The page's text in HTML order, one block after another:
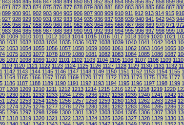
843 844 845 846 847 848 849 850 851 852 853 854 855 856 857 858 859
871 872 873 874 875 876 877 878 879 880 881 882 883 884 885 886 887
899 900 901 902 903 904 905 906 907 908 909 910 911 912 913 914 915 916
927 928 929 930 931 932 933 934 935 936 937 938 939 940 941 942 943
955 956 957 958 959 960 961 962 963 964 965 966 967 968 969 970 971
983 984 985 986 987 988 989 990 991 992 993 994 995 996 997 998 999
1009 1010 1011 1012 1013 1014 1015 1016 1017 1018 1019 1020 1021
1031 1032 1033 1034 1035 1036 1037 1038 1039 1040 1041 1042 1043
1053 1054 1055 1056 1057 1058 1059 1060 1061 1062 1063 1064 1065
1075 1076 1077 1078 1079 1080 1081 1082 1083 1084 1085 1086 1087
1097 1098 1099 1100 1101 1102 1103 1104 1105 1106 1107 1108 1109 1110
1119 1120 1121 1122 1123 1124 1125 1126 1127 1128 1129 1130 1131 1132
1142 1143 1144 1145 1146 1147 1148 1149 1150 1151 1152 1153 1154 1155
1164 1165 1166 1167 1168 1169 1170 1171 1172 1173 1174 1175 1176 1177
1186 1187 1188 1189 1190 1191 1192 1193 1194 1195 1196 1197 1198 1199
1208 1209 1210 1211 1212 1213 1214 1215 1216 1217 1218 1219 1220
1230 1231 1232 1233 1234 1235 1236 1237 1238 1239 1240 1241 1242
1252 1253 1254 1255 1256 1257 1258 1259 1260 1261 1262 1263 1264
1274 1275 1276 1277 1278 1279 1280 1281 1282 1283 1284 1285 1286
1296 1297 1298 1299 1300 1301 1302 1303 1304 1305 1306 1307 1308
1318 1319 1320 1321 1322 1323 1324 1325 1326 1327 1328 1329 1330